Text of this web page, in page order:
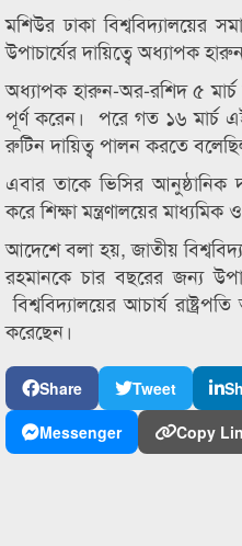
মশিউর ঢাকা বিশ্ববিদ্যালয়ের
উপাচার্যের দায়িত্বে অধ্যাপক
অধ্যাপক হারুন-অর-রশিদ ৫ মার্চ
পূর্ণ করেন। পরে গত ১৬ মার্চ
রুটিন দায়িত্ব পালন করতে
এবার তাকে ভিসির আনুষ্ঠানিক
করে শিক্ষা মন্ত্রণালয়ের মাধ্যমিক
আদেশে বলা হয়, জাতীয়
রহমানকে চার বছরের জন্য
বিশ্ববিদ্যালয়ের আচার্য
করেছেন।
Share Tweet
Messenger
Copy